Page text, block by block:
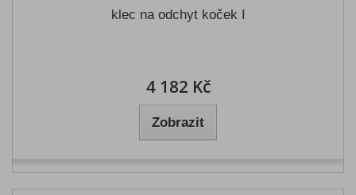
klec na odchyt koček I
4 182 Kč
Zobrazit